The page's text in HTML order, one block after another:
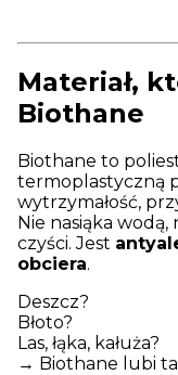
Materiał,
Biothane
Biothane to
termoplastyczną
wytrzymałość,
Nie nasiąka wodą,
czyści. Jest
obciera.
Deszcz?
Błoto?
Las, łąka, kałuża?
→ Biothane lubi